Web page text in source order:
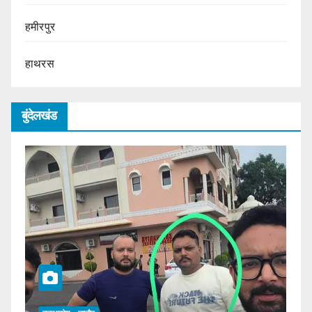
हमीरपुर
हाथरस
बुंदेलखंड